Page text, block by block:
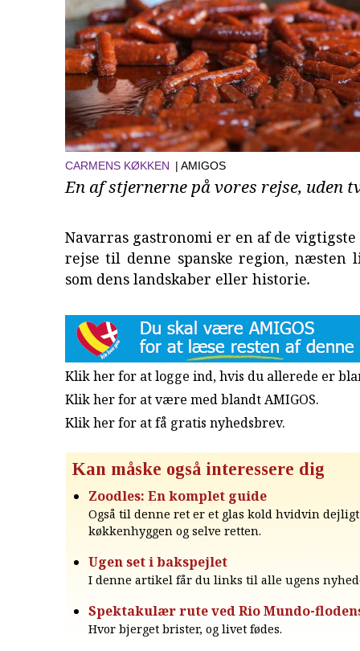
CARMENS KØKKEN | AMIGOS
En af stjernerne på vores rejse, uden
Navarras gastronomi er en af de
rejse til denne spanske region, næsten
som dens landskaber eller historie.
Klik her for at logge ind, hvis du allerede er
Klik her for at være med blandt AMIGOS.
Klik her for at få gratis nyhedsbrev.
Kan måske også interessere dig
Zoodles: En komplet guide
Også til denne ret er et glas kold hvidvin
køkkenhyggen og selve retten.
Ugen set i bakspejlet
I denne artikel får du links til alle ugens
Spektakulær rute ved Rio Mundo-
Hvor bjerget brister, og livet fødes.